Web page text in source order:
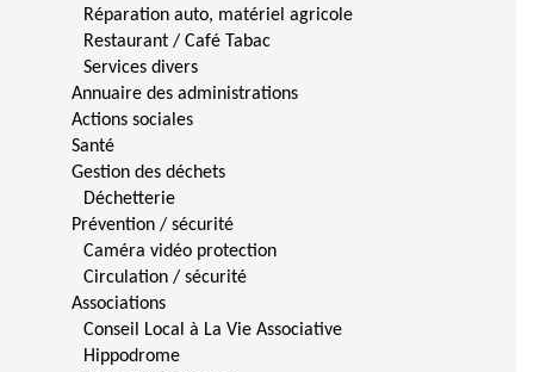
Réparation auto, matériel agricole
Restaurant / Café Tabac
Services divers
Annuaire des administrations
Actions sociales
Santé
Gestion des déchets
Déchetterie
Prévention / sécurité
Caméra vidéo protection
Circulation / sécurité
Associations
Conseil Local à La Vie Associative
Hippodrome